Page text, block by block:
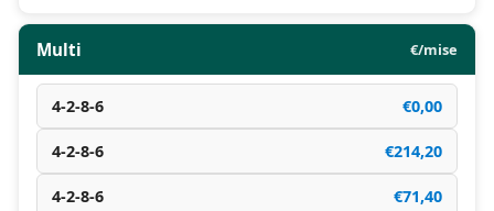
Multi €/mise
4-2-8-6 €0,00
4-2-8-6 €214,20
4-2-8-6 €71,40